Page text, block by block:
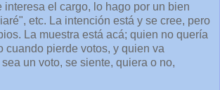
interesa el cargo, lo hago por un bien
etc. La intención está y se cree, pero
La muestra está acá; quien no quería
cuando pierde votos, y quien va
un voto, se siente, quiera o no,